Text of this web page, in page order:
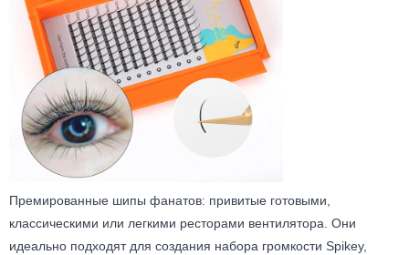
Премированные шипы фанатов: привитые готовыми,
классическими или легкими ресторами вентилятора. Они
идеально подходят для создания набора громкости Spikey,